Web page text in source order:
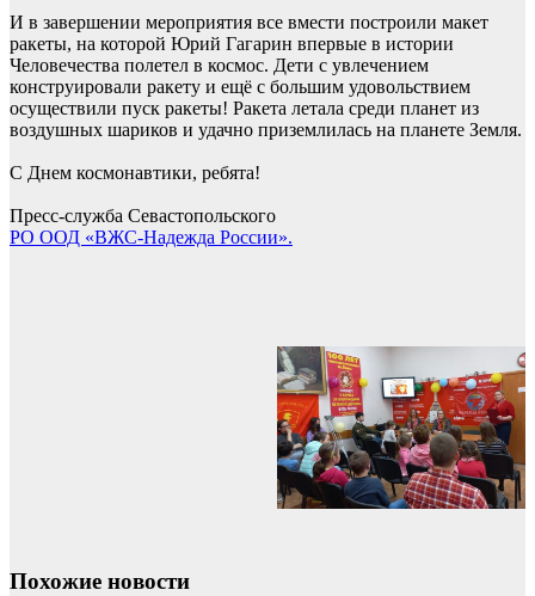
И в завершении мероприятия все вмести построили макет
ракеты, на которой Юрий Гагарин впервые в истории
Человечества полетел в космос. Дети с увлечением
конструировали ракету и ещё с большим удовольствием
осуществили пуск ракеты! Ракета летала среди планет из
воздушных шариков и удачно приземлилась на планете Земля.
С Днем космонавтики, ребята!
Пресс-служба Севастопольского
РО ООД «ВЖС-Надежда России».
Похожие новости